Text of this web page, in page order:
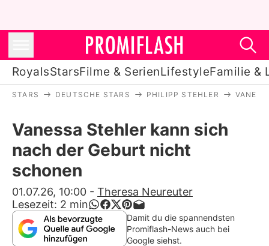
RoyalsStarsFilme & SerienLifestyleFamilie &
Stars
Filme & Serien
Lifestyle
Familie & Liebe
Promiflash Exklusiv
STARS DEUTSCHE STARS PHILIPP STEHLER
Vanessa Stehler kann sich
nach der Geburt nicht
schonen
01.07.26, 10:00 - Theresa Neureuter
Lesezeit: 2 min
Damit du die spannendsten
Promiflash-News auch bei
Google siehst.